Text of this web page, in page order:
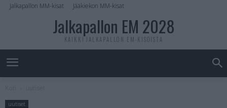
Jalkapallon MM-kisat Jääkiekon MM-kisat
Jalkapallon EM 2028
KAIKKI JALKAPALLON EM-KISOISTA
uutiset